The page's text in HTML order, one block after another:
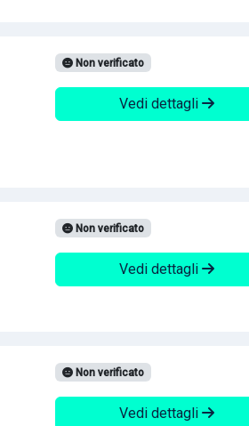
Non verificato
Vedi dettagli
Non verificato
Vedi dettagli
Non verificato
Vedi dettagli